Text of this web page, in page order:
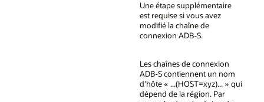
Une étape supplémentaire
est requise si vous avez
modifié la chaîne de
connexion ADB-S.
Les chaînes de connexion
ADB-S contiennent un nom
d'hôte « ...(HOST=xyz)... » qui
dépend de la région. Par